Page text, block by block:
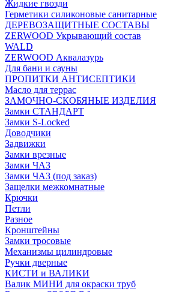
Жидкие гвозди
Герметики силиконовые санитарные
ДЕРЕВОЗАЩИТНЫЕ СОСТАВЫ
ZERWOOD Укрывающий состав
WALD
ZERWOOD Аквалазурь
Для бани и сауны
ПРОПИТКИ АНТИСЕПТИКИ
Масло для террас
ЗАМОЧНО-СКОБЯНЫЕ ИЗДЕЛИЯ
Замки СТАНДАРТ
Замки S-Locked
Доводчики
Задвижки
Замки врезные
Замки ЧАЗ
Замки ЧАЗ (под заказ)
Защелки межкомнатные
Крючки
Петли
Разное
Кронштейны
Замки тросовые
Механизмы цилиндровые
Ручки дверные
КИСТИ и ВАЛИКИ
Валик МИНИ для окраски труб